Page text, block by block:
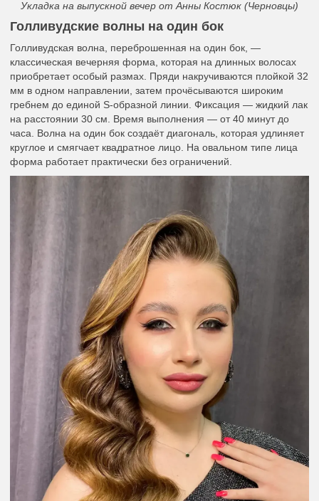
Укладка на выпускной вечер от Анны Костюк (Черновцы)
Голливудские волны на один бок
Голливудская волна, переброшенная на один бок, —
классическая вечерняя форма, которая на длинных волосах
приобретает особый размах. Пряди накручиваются плойкой 32
мм в одном направлении, затем прочёсываются широким
гребнем до единой S-образной линии. Фиксация — жидкий лак
на расстоянии 30 см. Время выполнения — от 40 минут до
часа. Волна на один бок создаёт диагональ, которая удлиняет
круглое и смягчает квадратное лицо. На овальном типе лица
форма работает практически без ограничений.